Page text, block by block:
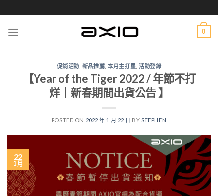
to
content
0
促銷活動 新品推薦 ,本月主打星 ,活動登錄
【Year of the Tiger 2022 / 年節不打
烊｜新春期間出貨公告 】
POSTED ON 2022 年 1 月 22 日 BY STEPHEN
22
1 月